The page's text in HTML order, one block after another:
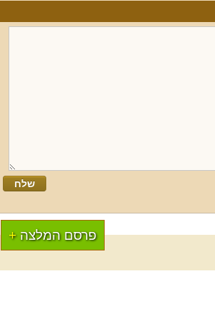
פרסם המלצה +